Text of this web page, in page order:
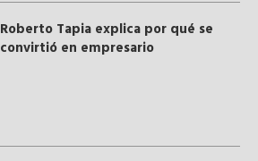
Roberto Tapia explica por qué se
convirtió en empresario